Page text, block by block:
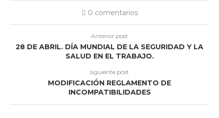
0 comentarios
Anterior post
28 DE ABRIL. DÍA MUNDIAL DE LA SEGURIDAD Y LA
SALUD EN EL TRABAJO.
siguiente post
MODIFICACIÓN REGLAMENTO DE
INCOMPATIBILIDADES